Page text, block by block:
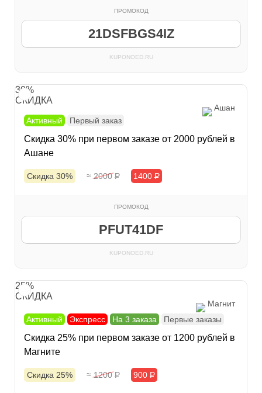
ПРОМОКОД
21DSFBGS4IZ
KUPONOED.RU
30%
СКИДКА
Ашан
Активный
Первый заказ
Скидка 30% при первом заказе от 2000 рублей в
Ашане
Скидка 30% ≈ 2000Р 1400 Р
ПРОМОКОД
PFUT41DF
KUPONOED.RU
25%
СКИДКА
Магнит
Активный
Экспресс На 3 заказа Первые заказы
Скидка 25% при первом заказе от 1200 рублей в
Магните
Скидка 25% ≈ 1200Р 900 Р